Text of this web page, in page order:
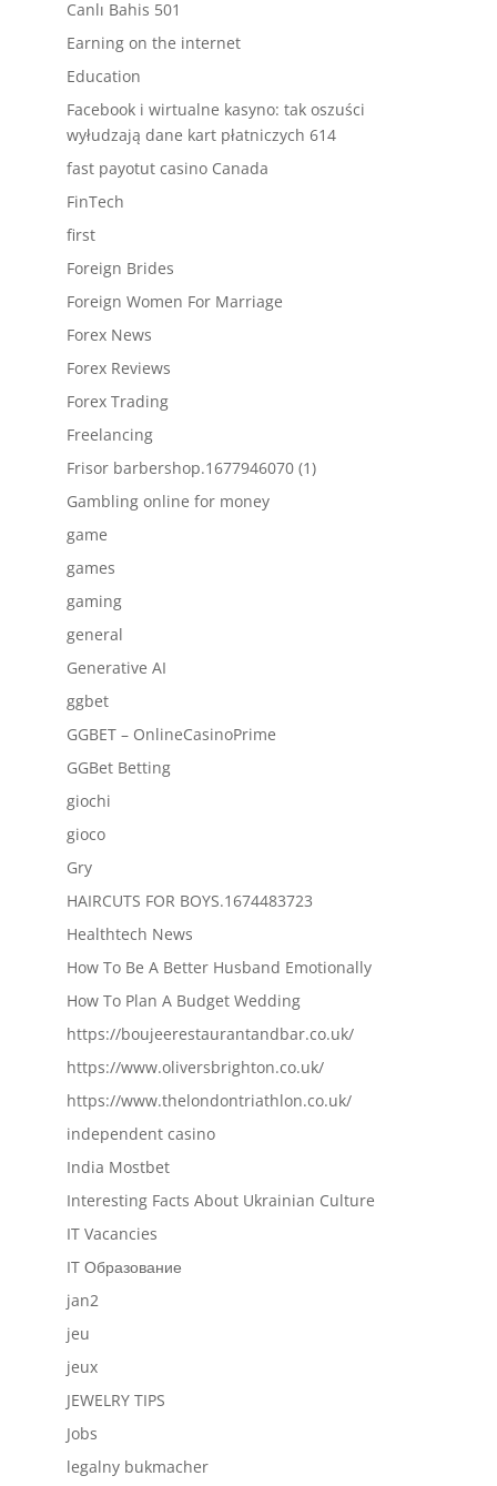
Canlı Bahis 501
Earning on the internet
Education
Facebook i wirtualne kasyno: tak oszuści
wyłudzają dane kart płatniczych 614
fast payotut casino Canada
FinTech
first
Foreign Brides
Foreign Women For Marriage
Forex News
Forex Reviews
Forex Trading
Freelancing
Frisor barbershop.1677946070 (1)
Gambling online for money
game
games
gaming
general
Generative AI
ggbet
GGBET – OnlineCasinoPrime
GGBet Betting
giochi
gioco
Gry
HAIRCUTS FOR BOYS.1674483723
Healthtech News
How To Be A Better Husband Emotionally
How To Plan A Budget Wedding
https://boujeerestaurantandbar.co.uk/
https://www.oliversbrighton.co.uk/
https://www.thelondontriathlon.co.uk/
independent casino
India Mostbet
Interesting Facts About Ukrainian Culture
IT Vacancies
IT Образование
jan2
jeu
jeux
JEWELRY TIPS
Jobs
legalny bukmacher